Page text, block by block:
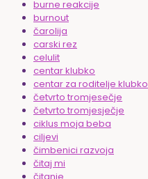
burne reakcije
burnout
čarolija
carski rez
celulit
centar klubko
centar za roditelje klubko
četvrto tromjesečje
četvrto tromjesječje
ciklus moja beba
ciljevi
čimbenici razvoja
čitaj mi